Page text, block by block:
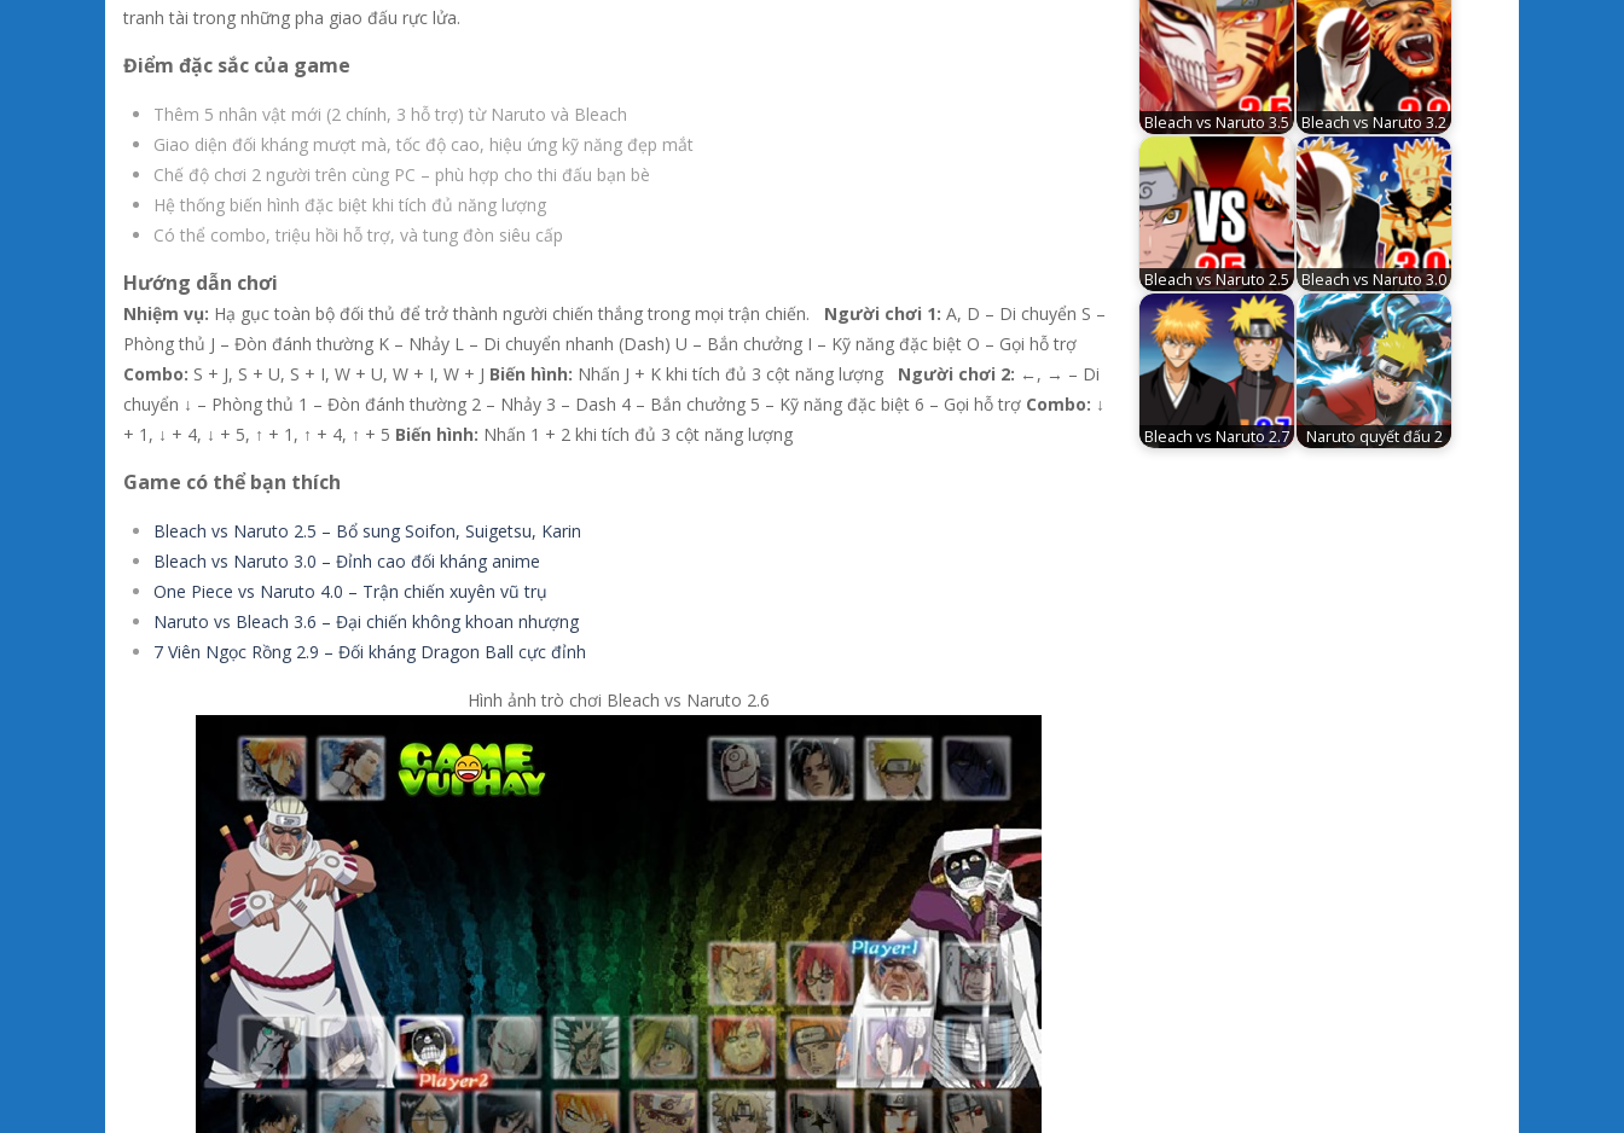
tranh tài trong những pha giao đấu rực lửa.
Điểm đặc sắc của game
Thêm 5 nhân vật mới (2 chính, 3 hỗ trợ) từ Naruto và Bleach
Giao diện đối kháng mượt mà, tốc độ cao, hiệu ứng kỹ năng đẹp mắt
Chế độ chơi 2 người trên cùng PC – phù hợp cho thi đấu bạn bè
Hệ thống biến hình đặc biệt khi tích đủ năng lượng
Có thể combo, triệu hồi hỗ trợ, và tung đòn siêu cấp
Hướng dẫn chơi
Nhiệm vụ: Hạ gục toàn bộ đối thủ để trở thành người chiến thắng trong mọi trận chiến. Người chơi 1: A, D – Di chuyển S –
Phòng thủ J – Đòn đánh thường K – Nhảy L – Di chuyển nhanh (Dash) U – Bắn chưởng I – Kỹ năng đặc biệt O – Gọi hỗ trợ
Combo: S + J, S + U, S + I, W + U, W + I, W + J Biến hình: Nhấn J + K khi tích đủ 3 cột năng lượng Người chơi 2: ←, → – Di
chuyển ↓ – Phòng thủ 1 – Đòn đánh thường 2 – Nhảy 3 – Dash 4 – Bắn chưởng 5 – Kỹ năng đặc biệt 6 – Gọi hỗ trợ Combo: ↓
+ 1, ↓ + 4, ↓ + 5, ↑ + 1, ↑ + 4, ↑ + 5 Biến hình: Nhấn 1 + 2 khi tích đủ 3 cột năng lượng
Game có thể bạn thích
Bleach vs Naruto 2.5 – Bổ sung Soifon, Suigetsu, Karin
Bleach vs Naruto 3.0 – Đỉnh cao đối kháng anime
One Piece vs Naruto 4.0 – Trận chiến xuyên vũ trụ
Naruto vs Bleach 3.6 – Đại chiến không khoan nhượng
7 Viên Ngọc Rồng 2.9 – Đối kháng Dragon Ball cực đỉnh
Hình ảnh trò chơi Bleach vs Naruto 2.6
Bleach vs Naruto 3.5 Bleach vs Naruto 3.2
Bleach vs Naruto 2.5 Bleach vs Naruto 3.0
Bleach vs Naruto 2.7 Naruto quyết đấu 2